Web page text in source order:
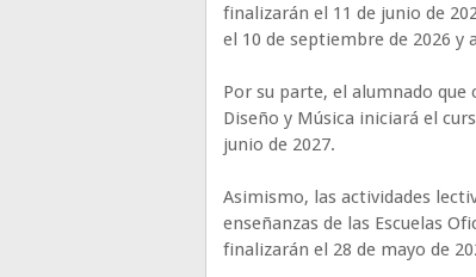
finalizarán el 11 de junio de
el 10 de septiembre de 2026 y
Por su parte, el alumnado
Diseño y Música iniciará el
junio de 2027.
Asimismo, las actividades
enseñanzas de las Escuelas
finalizarán el 28 de mayo de